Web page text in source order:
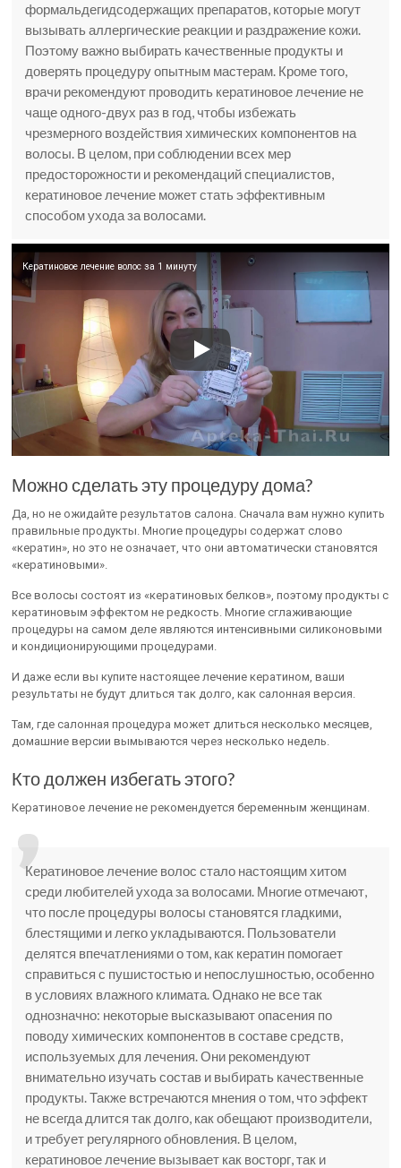
формальдегидсодержащих препаратов, которые могут
вызывать аллергические реакции и раздражение кожи.
Поэтому важно выбирать качественные продукты и
доверять процедуру опытным мастерам. Кроме того,
врачи рекомендуют проводить кератиновое лечение не
чаще одного-двух раз в год, чтобы избежать
чрезмерного воздействия химических компонентов на
волосы. В целом, при соблюдении всех мер
предосторожности и рекомендаций специалистов,
кератиновое лечение может стать эффективным
способом ухода за волосами.
Кератиновое лечение волос за 1 минуту
Можно сделать эту процедуру дома?
Да, но не ожидайте результатов салона. Сначала вам нужно купить
правильные продукты. Многие процедуры содержат слово
«кератин», но это не означает, что они автоматически становятся
«кератиновыми».
Все волосы состоят из «кератиновых белков», поэтому продукты с
кератиновым эффектом не редкость. Многие сглаживающие
процедуры на самом деле являются интенсивными силиконовыми
и кондиционирующими процедурами.
И даже если вы купите настоящее лечение кератином, ваши
результаты не будут длиться так долго, как салонная версия.
Там, где салонная процедура может длиться несколько месяцев,
домашние версии вымываются через несколько недель.
Кто должен избегать этого?
Кератиновое лечение не рекомендуется беременным женщинам.
Кератиновое лечение волос стало настоящим хитом
среди любителей ухода за волосами. Многие отмечают,
что после процедуры волосы становятся гладкими,
блестящими и легко укладываются. Пользователи
делятся впечатлениями о том, как кератин помогает
справиться с пушистостью и непослушностью, особенно
в условиях влажного климата. Однако не все так
однозначно: некоторые высказывают опасения по
поводу химических компонентов в составе средств,
используемых для лечения. Они рекомендуют
внимательно изучать состав и выбирать качественные
продукты. Также встречаются мнения о том, что эффект
не всегда длится так долго, как обещают производители,
и требует регулярного обновления. В целом,
кератиновое лечение вызывает как восторг, так и